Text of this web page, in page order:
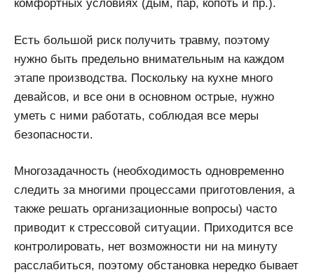
комфортных условиях (дым, пар, копоть и пр.).
Есть большой риск получить травму, поэтому
нужно быть предельно внимательным на каждом
этапе производства. Поскольку на кухне много
девайсов, и все они в основном острые, нужно
уметь с ними работать, соблюдая все меры
безопасности.
Многозадачность (необходимость одновременно
следить за многими процессами приготовления, а
также решать организационные вопросы) часто
приводит к стрессовой ситуации. Приходится все
контролировать, нет возможности ни на минуту
расслабиться, поэтому обстановка нередко бывает